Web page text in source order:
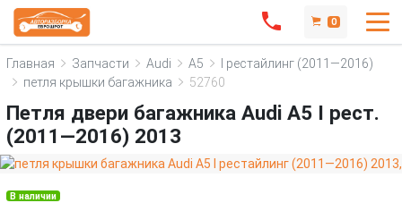
0
Главная Запчасти Audi A5
I рестайлинг (2011—2016)
петля крышки багажника
52760
Петля двери багажника Audi A5 I рест.
(2011—2016) 2013
В наличии